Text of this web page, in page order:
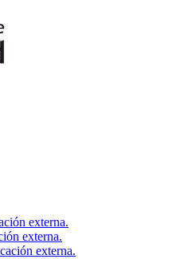
externa.
externa.
externa.